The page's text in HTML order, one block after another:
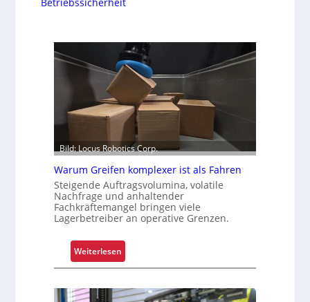
Bild: Locus Robotics Corp.
Warum Greifen komplexer ist als Fahren
Steigende Auftragsvolumina, volatile
Nachfrage und anhaltender
Fachkräftemangel bringen viele
Lagerbetreiber an operative Grenzen.
Weiterlesen
W
r